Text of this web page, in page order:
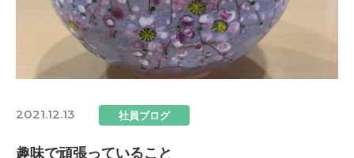
2021.12.13 社員ブログ
趣味で頑張っていること